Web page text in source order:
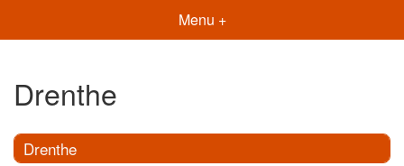
Menu +
Drenthe
Drenthe